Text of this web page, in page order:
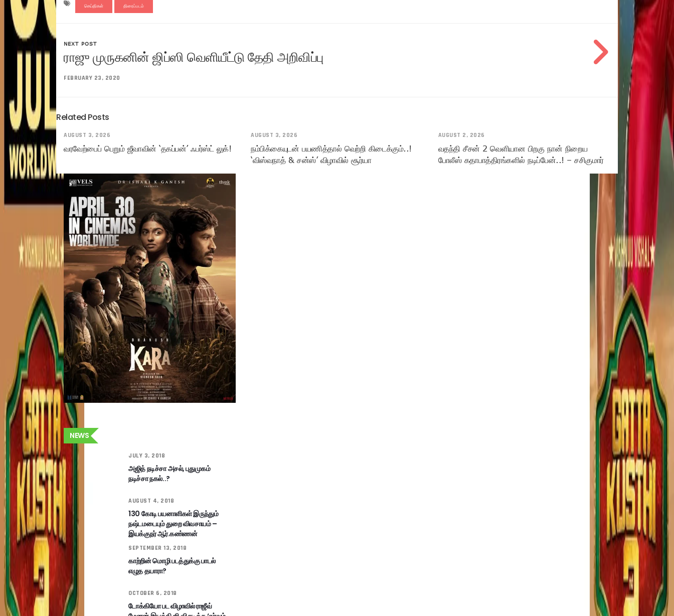
செய்திகள் திரைப்படம்
NEXT POST
ராஜு முருகனின் ஜிப்ஸி வெளியீட்டு தேதி அறிவிப்பு
FEBRUARY 23, 2020
Related Posts
AUGUST 3, 2026
வரவேற்பைப் பெறும் ஜீவாவின் ‘தகப்பன்’ ஃபர்ஸ்ட் லுக்!
AUGUST 3, 2026
நம்பிக்கையுடன் பயணித்தால் வெற்றி கிடைக்கும்..!
‘விஸ்வநாத் & சன்ஸ்’ விழாவில் சூர்யா
AUGUST 2, 2026
வதந்தி சீசன் 2 வெளியான பிறகு நான் நிறைய
போலீஸ் கதாபாத்திரங்களில் நடிப்பேன்..! – சசிகுமார்
NEWS
JULY 3, 2018
அஜித் நடிச்சா அசல், புதுமுகம்
நடிச்சா நகல்..?
AUGUST 4, 2018
130 கோடி பயனாளிகள் இருந்தும்
நஷ்டமடையும் துறை விவசாயம் –
இயக்குநர் ஆர்.கண்ணன்
SEPTEMBER 13, 2018
காற்றின் மொழி படத்துக்கு பாடல்
எழுத தயாரா?
OCTOBER 6, 2018
டோக்கியோ பட விழாவில் ராஜீவ்